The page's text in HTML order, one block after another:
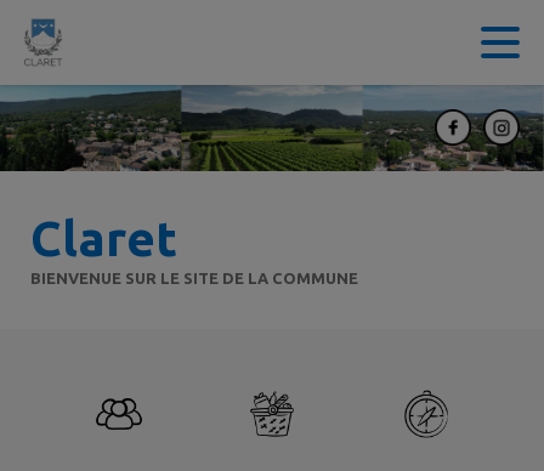
Contenu
Claret
BIENVENUE SUR LE SITE DE LA COMMUNE